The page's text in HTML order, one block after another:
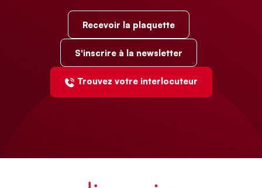
Recevoir la plaquette
S'inscrire à la newsletter
Trouvez votre interlocuteur